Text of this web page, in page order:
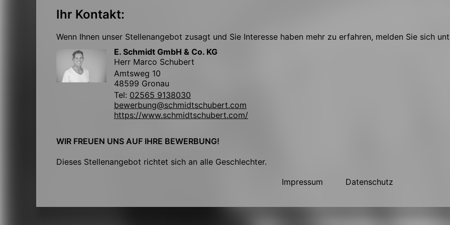
Ihr Kontakt:
Wenn Ihnen unser Stellenangebot zusagt und Sie Interesse haben mehr zu erfahren, melden Sie sich
E. Schmidt GmbH & Co. KG
Herr Marco Schubert
Amtsweg 10
48599 Gronau
Tel: 02565 9138030
bewerbung@schmidtschubert.com
https://www.schmidtschubert.com/
WIR FREUEN UNS AUF IHRE BEWERBUNG!
Dieses Stellenangebot richtet sich an alle Geschlechter.
Impressum
Datenschutz